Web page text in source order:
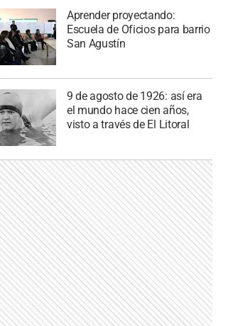
Aprender proyectando:
Escuela de Oficios para barrio
San Agustín
9 de agosto de 1926: así era
el mundo hace cien años,
visto a través de El Litoral